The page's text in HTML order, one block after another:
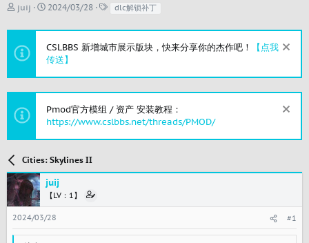
主
发
人
juij
开
时
2024/03/28
标dlc解锁补丁
CSLBBS 新增城市展示版块，快来分享你的杰作吧！
【点我
传送】
Pmod官方模组 / 资产 安装教程：
https://www.cslbbs.net/threads/PMOD/
Cities: Skylines II
juij
【LV：1】
2024/03/28 #1